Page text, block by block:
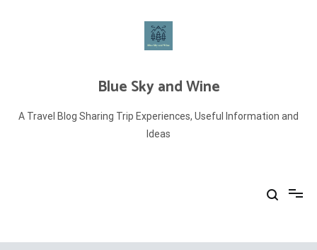
Blue Sky and Wine
A Travel Blog Sharing Trip Experiences, Useful Information and
Ideas